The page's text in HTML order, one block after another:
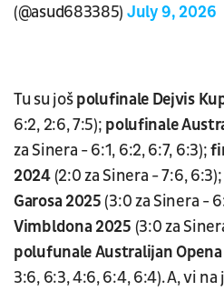
(@asud683385) July 9, 2026
Tu su jošpolufinale Dejvis
6:2, 2:6, 7:5); polufinale
za Sinera - 6:1, 6:2, 6:7, 6:3);
2024(2:0 za Sinera - 7:6, 6:3);
Garosa 2025(3:0 za Sinera -
Vimbldona 2025 (3:0 za
polufunale Australijan
3:6, 6:3, 4:6, 6:4, 6:4). A, vi